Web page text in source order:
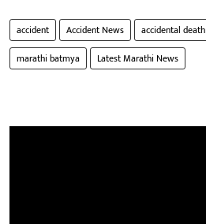
accident Accident News accidental death
marathi batmya
Latest Marathi News